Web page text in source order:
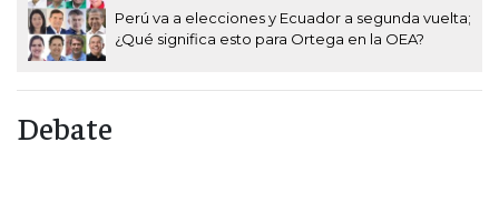
Perú va a elecciones y Ecuador a segunda vuelta;
¿Qué significa esto para Ortega en la OEA?
Debate